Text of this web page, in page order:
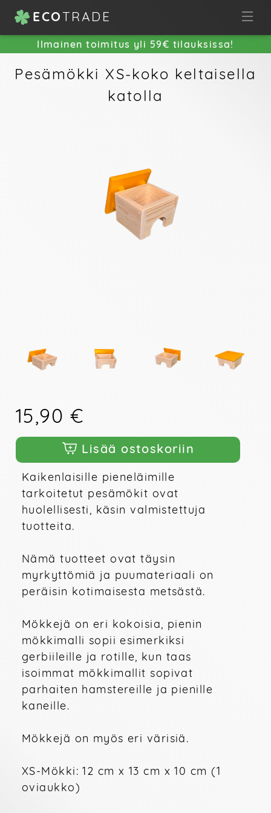
ECOTRADE
Ilmainen toimitus yli 59€ tilauksissa!
Pesämökki XS-koko keltaisella
katolla
15,90 €
Lisää ostoskoriin
Kaikenlaisille pieneläimille
tarkoitetut pesämökit ovat
huolellisesti, käsin valmistettuja
tuotteita.
Nämä tuotteet ovat täysin
myrkyttömiä ja puumateriaali on
peräisin kotimaisesta metsästä.
Mökkejä on eri kokoisia, pienin
mökkimalli sopii esimerkiksi
gerbiileille ja rotille, kun taas
isoimmat mökkimallit sopivat
parhaiten hamstereille ja pienille
kaneille.
Mökkejä on myös eri värisiä.
XS-Mökki: 12 cm x 13 cm x 10 cm (1
oviaukko)